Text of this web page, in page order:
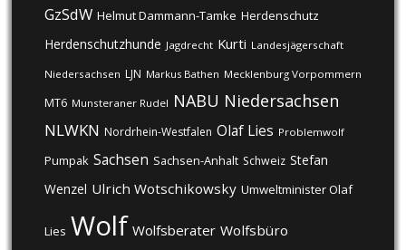
GzSdW Helmut Dammann-Tamke Herdenschutz
Herdenschutzhunde Jagdrecht Kurti Landesjägerschaft
Niedersachsen LJN Markus Bathen Mecklenburg Vorpommern
MT6 Munsteraner Rudel NABU Niedersachsen
NLWKN Nordrhein-Westfalen Olaf Lies Problemwolf
Pumpak Sachsen Sachsen-Anhalt Schweiz Stefan
Wenzel Ulrich Wotschikowsky Umweltminister Olaf
Lies Wolf Wolfsberater Wolfsbüro